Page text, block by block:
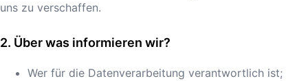
uns zu verschaffen.
Über was informieren wir?
Wer für die Datenverarbeitung verantwortlich ist;